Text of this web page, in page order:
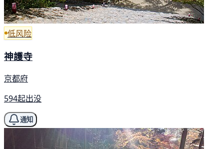
低风险
神護寺
京都府
594起出没
通知